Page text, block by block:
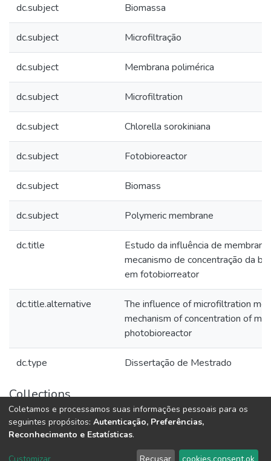
dc.subject Biomassa
dc.subject Microfiltração
dc.subject Membrana polimérica
dc.subject Microfiltration
dc.subject Chlorella sorokiniana
dc.subject Fotobioreactor
dc.subject Biomass
dc.subject Polymeric membrane
dc.title
Estudo da influência de
mecanismo de concentração da
em fotobiorreator
dc.title.alternative
The influence of microfiltration
mechanism of concentration of
photobioreactor
dc.type Dissertação de Mestrado
Collections
Teses e Dissertações (BDTD USP)
DSpace software copyright © 2002-2026LYRASIS
Coletamos e processamos suas informações pessoais para os
seguintes propósitos: Autenticação, Preferências,
Reconhecimento e Estatísticas.